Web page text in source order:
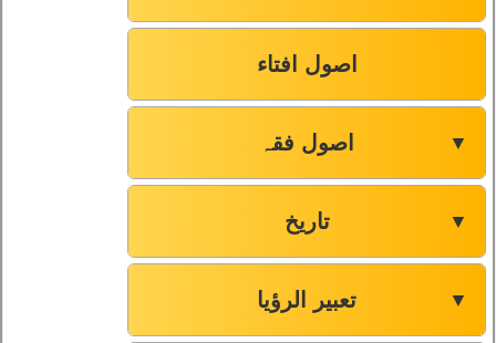
اصول افتاء
اصول فقہ ▼
تاریخ ▼
تعبیر الرؤیا ▼